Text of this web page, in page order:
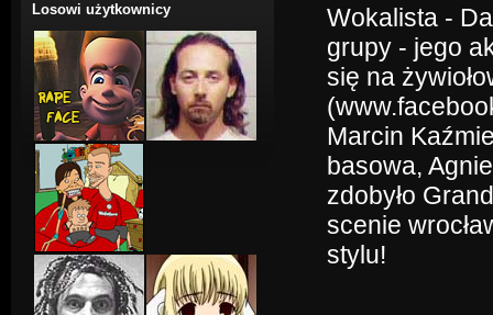
Losowi użytkownicy
Wokalista -
grupy - jego
się na
Marcin
basowa,
zdobyło
scenie
stylu!